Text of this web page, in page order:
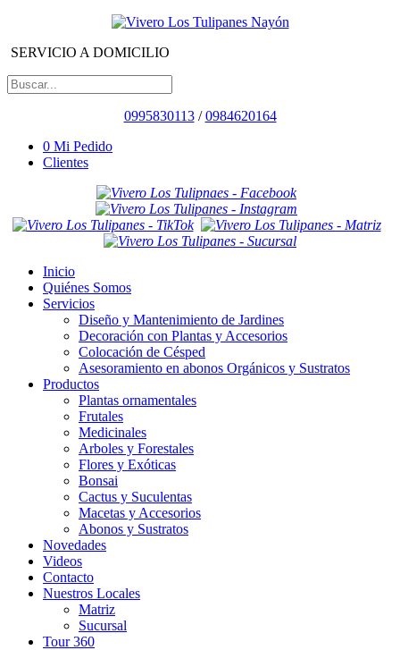
SERVICIO A DOMICILIO
0995830113/0984620164
0 Mi Pedido
Clientes
Inicio
Quiénes Somos
Servicios
Diseño y Mantenimiento de Jardines
Decoración con Plantas y Accesorios
Colocación de Césped
Asesoramiento en abonos Orgánicos y Sustratos
Productos
Plantas ornamentales
Frutales
Medicinales
Arboles y Forestales
Flores y Exóticas
Bonsai
Cactus y Suculentas
Macetas y Accesorios
Abonos y Sustratos
Novedades
Videos
Contacto
Nuestros Locales
Matriz
Sucursal
Tour 360